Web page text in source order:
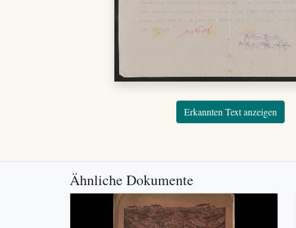
Erkannten Text anzeigen
Ähnliche Dokumente